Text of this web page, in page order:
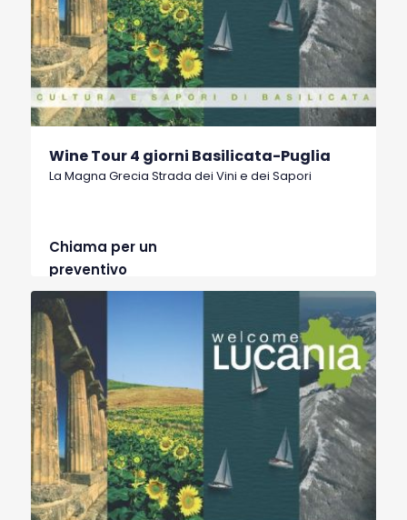
Wine Tour 4 giorni Basilicata-Puglia
La Magna Grecia Strada dei Vini e dei Sapori
Chiama per un
preventivo